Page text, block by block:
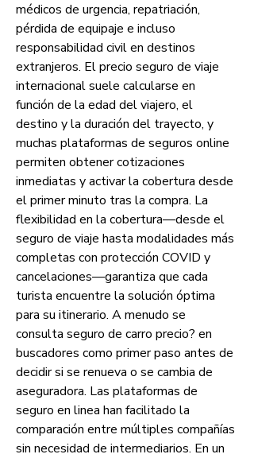
médicos de urgencia, repatriación,
pérdida de equipaje e incluso
responsabilidad civil en destinos
extranjeros. El precio seguro de viaje
internacional suele calcularse en
función de la edad del viajero, el
destino y la duración del trayecto, y
muchas plataformas de seguros online
permiten obtener cotizaciones
inmediatas y activar la cobertura desde
el primer minuto tras la compra. La
flexibilidad en la cobertura—desde el
seguro de viaje hasta modalidades más
completas con protección COVID y
cancelaciones—garantiza que cada
turista encuentre la solución óptima
para su itinerario. A menudo se
consulta seguro de carro precio? en
buscadores como primer paso antes de
decidir si se renueva o se cambia de
aseguradora. Las plataformas de
seguro en linea han facilitado la
comparación entre múltiples compañías
sin necesidad de intermediarios. En un